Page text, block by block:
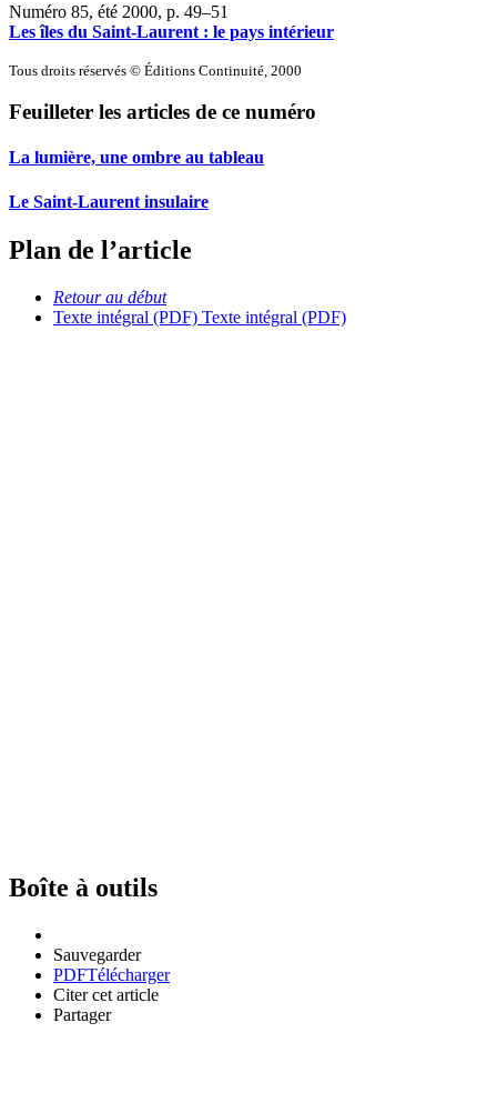
Numéro 85, été 2000, p. 49–51
Les îles du Saint-Laurent : le pays intérieur
Tous droits réservés © Éditions Continuité, 2000
Feuilleter les articles de ce numéro
La lumière, une ombre au tableau
Le Saint-Laurent insulaire
Plan de l’article
Retour au début
Texte intégral (PDF) Texte intégral (PDF)
Boîte à outils
Sauvegarder
PDFTélécharger
Citer cet article
Partager